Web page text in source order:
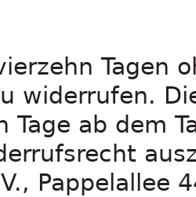
Tagen
widerrufen.
ab dem
Pappelallee